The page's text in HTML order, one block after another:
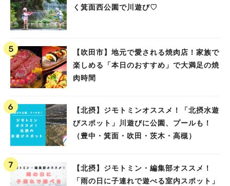
く箕面西公園で川遊び♡
【吹田市】地元で愛される焼肉店！家族で
楽しめる「本日のおすすめ」で大満足の焼
肉時間
【北摂】ジモトミンオススメ！「北摂水遊
びスポット」川遊びに公園、プールも！
（豊中・箕面・吹田・茨木・高槻）
【北摂】ジモトミン・編集部オススメ！
「雨の日に子連れで遊べる室内スポット」